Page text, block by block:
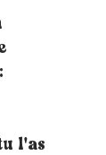
l'as